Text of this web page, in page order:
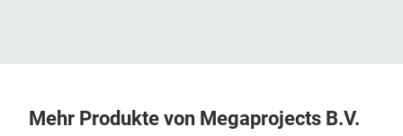
Mehr Produkte von Megaprojects B.V.